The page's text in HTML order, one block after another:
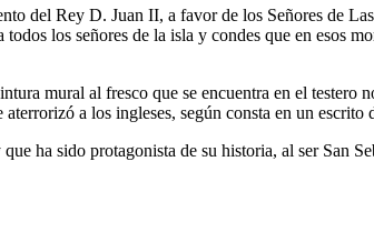
del Rey D. Juan II, a favor de los Señores de
los señores de la isla y condes que en esos
mural al fresco que se encuentra en el testero
a los ingleses, según consta en un escrito
ha sido protagonista de su historia, al ser San